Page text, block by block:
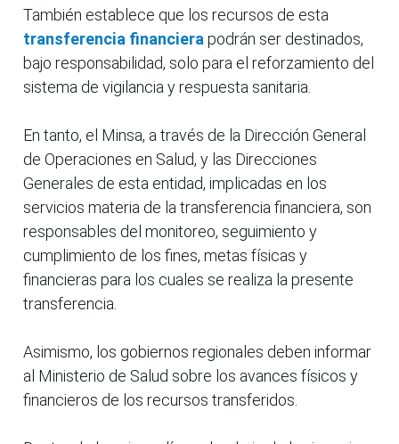
También establece que los recursos de esta
transferencia financierapodrán ser destinados,
bajo responsabilidad, solo para el reforzamiento del
sistema de vigilancia y respuesta sanitaria.
En tanto, el Minsa, a través de la Dirección General
de Operaciones en Salud, y las Direcciones
Generales de esta entidad, implicadas en los
servicios materia de la transferencia financiera, son
responsables del monitoreo, seguimiento y
cumplimiento de los fines, metas físicas y
financieras para los cuales se realiza la presente
transferencia.
Asimismo, los gobiernos regionales deben informar
al Ministerio de Salud sobre los avances físicos y
financieros de los recursos transferidos.